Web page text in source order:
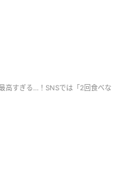
高すぎる…！SNSでは「2回食べな